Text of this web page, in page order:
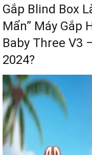
Gắp Blind Box
Mẩn” Máy Gắp
Baby Three V3
2024?